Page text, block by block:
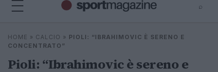
⌕
Cerca
HOME » CALCIO » PIOLI: “IBRAHIMOVIC È SERENO E
CONCENTRATO”
Pioli: “Ibrahimovic è sereno e